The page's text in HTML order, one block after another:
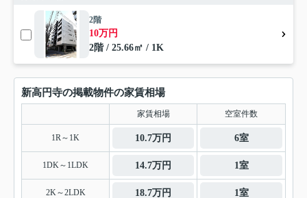
2階
10万円
2階 / 25.66㎡ / 1K
新高円寺の掲載物件の家賃相場
家賃相場 空室件数
1R～1K 10.7万円 6室
1DK～1LDK 14.7万円 1室
2K～2LDK 18.7万円 1室